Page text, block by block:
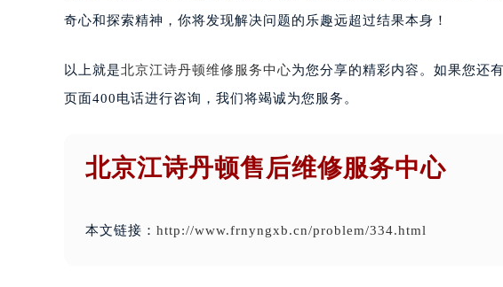
奇心和探索精神，你将发现解决问题的乐趣远超过结果本身！
以上就是北京江诗丹顿维修服务中心为您分享的精彩内容。如果您还
页面400电话进行咨询，我们将竭诚为您服务。
北京江诗丹顿售后维修服务中心
本文链接： http://www.frnyngxb.cn/problem/334.html